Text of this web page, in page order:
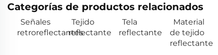
Categorías de productos relacionados
Señales
retroreflectantes
Tejido
reflectante
Tela
reflectante
Material
de tejido
reflectante